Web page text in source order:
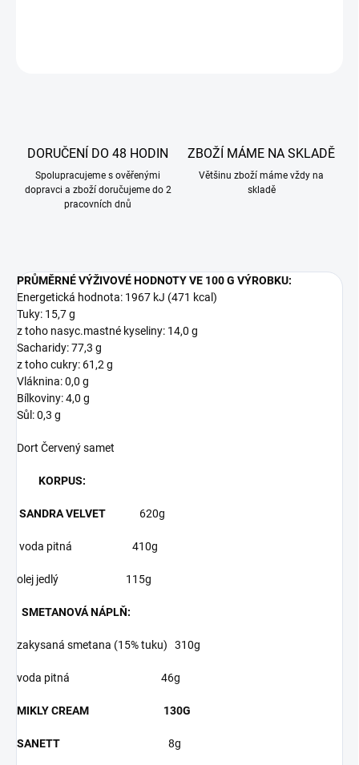
DORUČENÍ DO 48 HODIN
Spolupracujeme s ověřenými
dopravci a zboží doručujeme do 2
pracovních dnů
ZBOŽÍ MÁME NA SKLADĚ
Většinu zboží máme vždy na
skladě
PRŮMĚRNÉ VÝŽIVOVÉ HODNOTY VE 100 G VÝROBKU:
Energetická hodnota: 1967 kJ (471 kcal)
Tuky: 15,7 g
z toho nasyc.mastné kyseliny: 14,0 g
Sacharidy: 77,3 g
z toho cukry: 61,2 g
Vláknina: 0,0 g
Bílkoviny: 4,0 g
Sůl: 0,3 g
Dort Červený samet
KORPUS:
SANDRA VELVET 620g
voda pitná 410g
olej jedlý 115g
SMETANOVÁ NÁPLŇ:
zakysaná smetana (15% tuku) 310g
voda pitná 46g
MIKLY CREAM 130G
SANETT 8g